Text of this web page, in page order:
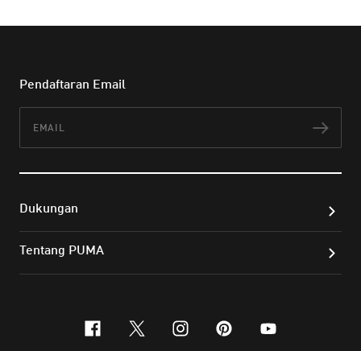
Pendaftaran Email
Dukungan
Tentang PUMA
facebook
x-twitter
instagram
pinterest
youtube